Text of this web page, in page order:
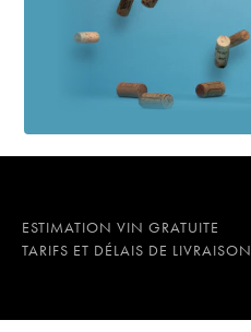
ESTIMATION VIN GRATUITE
TARIFS ET DÉLAIS DE LIVRAISON